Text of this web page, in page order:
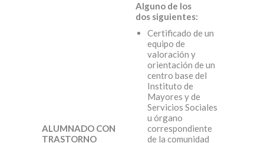
ALUMNADO CON
TRASTORNO
Alguno de los
dos siguientes:
Certificado de un
equipo de
valoración y
orientación de un
centro base del
Instituto de
Mayores y de
Servicios Sociales
u órgano
correspondiente
de la comunidad